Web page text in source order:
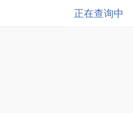
正在查询中